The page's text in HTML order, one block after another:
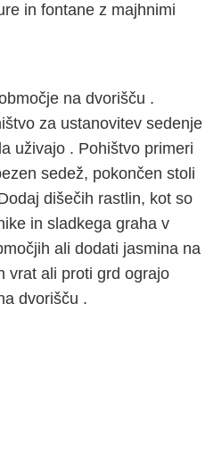
in fontane z majhnimi
na dvorišču .
za ustanovitev sedenje
uživajo . Pohištvo primeri
sedež, pokončen stoli
dišečih rastlin, kot so
in sladkega graha v
ali dodati jasmina na
vrat ali proti grd ograjo
dvorišču .